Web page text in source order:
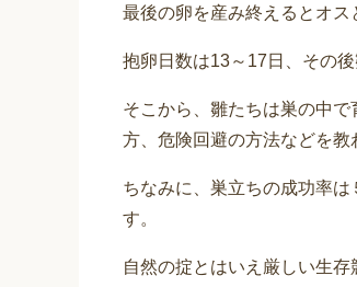
最後の卵を産み終えるとオス
抱卵日数は13～17日、その後
そこから、雛たちは巣の中
方、危険回避の方法などを教
ちなみに、巣立ちの成功率
す。
自然の掟とはいえ厳しい生